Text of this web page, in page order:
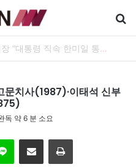
통일국제워킹그룹 정경영 의장 “대통령 직속 한미일 통일TF 설치해 통일한국 마스터플랜을”
문치사(1987)·이태석 신부
독 약 6 분 소요
이메일